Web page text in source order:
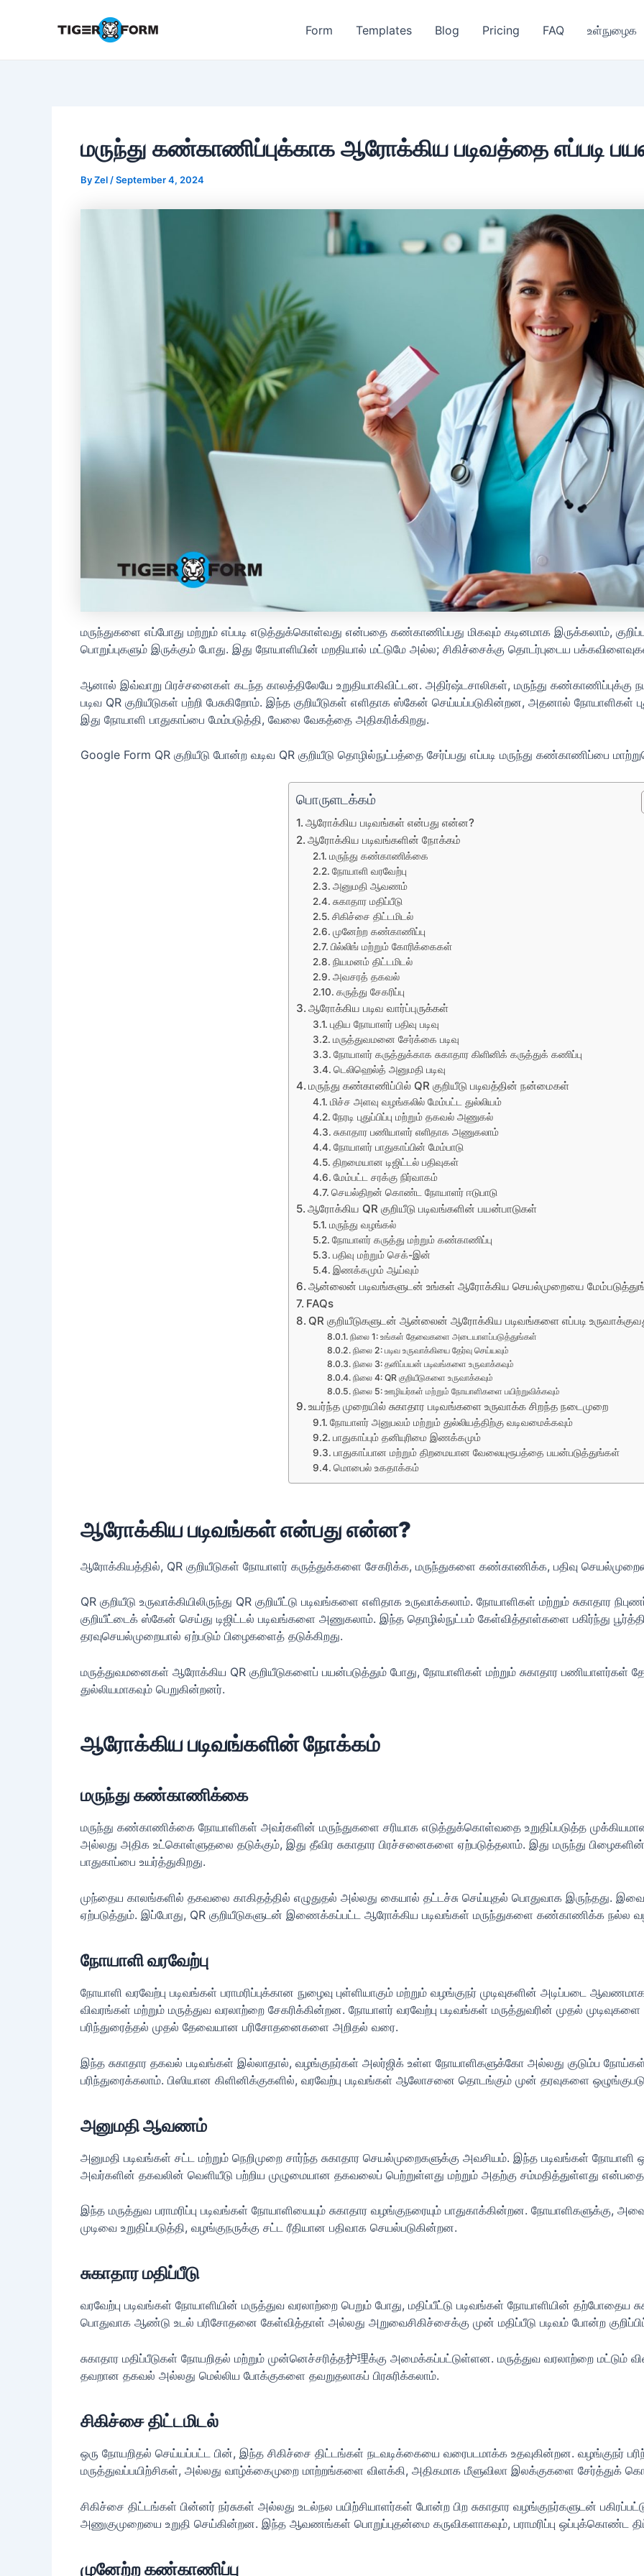
Form Templates Blog Pricing FAQ உள்நுழைக
மருந்து கண்காணிப்புக்காக ஆரோக்கிய படிவத்தை எப்படி
ByZel /September 4, 2024
மருந்துகளை எப்போது மற்றும் எப்படி எடுத்துக்கொள்வது என்பதை கண்காணிப்பது மிகவும் கடினமாக இருக்கலாம்,
பொறுப்புகளும் இருக்கும் போது. இது நோயாளியின் மறதியால் மட்டுமே அல்ல; சிகிச்சைக்கு தொடர்புடைய
ஆனால் இவ்வாறு பிரச்சனைகள் கடந்த காலத்திலேயே உறுதியாகிவிட்டன. அதிர்ஷ்டசாலிகள், மருந்து கண்காணிப்புக்கு
படிவ QR குறியீடுகள் பற்றி பேசுகிறோம். இந்த குறியீடுகள் எளிதாக ஸ்கேன் செய்யப்படுகின்றன, அதனால் நோயாளிகள்
இது நோயாளி பாதுகாப்பை மேம்படுத்தி, வேலை வேகத்தை அதிகரிக்கிறது.
Google Form QR குறியீடு போன்ற வடிவ QR குறியீடு தொழில்நுட்பத்தை சேர்ப்பது எப்படி மருந்து கண்காணிப்பை
பொருளடக்கம்
ஆரோக்கிய படிவங்கள் என்பது என்ன?
ஆரோக்கிய படிவங்களின் நோக்கம்
மருந்து கண்காணிக்கை
நோயாளி வரவேற்பு
அனுமதி ஆவணம்
சுகாதார மதிப்பீடு
சிகிச்சை திட்டமிடல்
முனேற்ற கண்காணிப்பு
பில்லிங் மற்றும் கோரிக்கைகள்
நியமனம் திட்டமிடல்
அவசரத் தகவல்
கருத்து சேகரிப்பு
ஆரோக்கிய படிவ வார்ப்புருக்கள்
புதிய நோயாளர் பதிவு படிவு
மருத்துவமனை சேர்க்கை படிவு
நோயாளர் கருத்துக்காக சுகாதார கிளினிக் கருத்துக் கணிப்பு
டெலிஹெல்த் அனுமதி படிவு
மருந்து கண்காணிப்பில் QR குறியீடு படிவத்தின் நன்மைகள்
மிச்ச அளவு வழங்கலில் மேம்பட்ட துல்லியம்
நேரடி புதுப்பிப்பு மற்றும் தகவல் அணுகல்
சுகாதார பணியாளர் எளிதாக அணுகலாம்
நோயாளர் பாதுகாப்பின் மேம்பாடு
திறமையான டிஜிட்டல் பதிவுகள்
மேம்பட்ட சரக்கு நிர்வாகம்
செயல்திறன் கொண்ட நோயாளர் ஈடுபாடு
ஆரோக்கிய QR குறியீடு படிவங்களின் பயன்பாடுகள்
மருந்து வழங்கல்
நோயாளர் கருத்து மற்றும் கண்காணிப்பு
பதிவு மற்றும் செக்-இன்
இணக்கமும் ஆய்வும்
ஆன்லைன் படிவங்களுடன் உங்கள் ஆரோக்கிய செயல்முறையை
FAQs
QR குறியீடுகளுடன் ஆன்லைன் ஆரோக்கிய படிவங்களை எப்படி
நிலை 1: உங்கள் தேவைகளை அடையாளப்படுத்துங்கள்
நிலை 2: படிவ உருவாக்கியை தேர்வு செய்யவும்
நிலை 3: தனிப்பயன் படிவங்களை உருவாக்கவும்
நிலை 4: QR குறியீடுகளை உருவாக்கவும்
நிலை 5: ஊழியர்கள் மற்றும் நோயாளிகளை பயிற்றுவிக்கவும்
உயர்ந்த முறையில் சுகாதார படிவங்களை உருவாக்க சிறந்த நடைமுறை
நோயாளர் அனுபவம் மற்றும் துல்லியத்திற்கு வடிவமைக்கவும்
பாதுகாப்பும் தனியுரிமை இணக்கமும்
பாதுகாப்பான மற்றும் திறமையான வேலையுரூபத்தை பயன்படுத்துங்கள்
மொபைல் உகதாக்கம்
ஆரோக்கிய படிவங்கள் என்பது என்ன?
ஆரோக்கியத்தில், QR குறியீடுகள் நோயாளர் கருத்துக்களை சேகரிக்க, மருந்துகளை கண்காணிக்க, பதிவு
QR குறியீடு உருவாக்கியிலிருந்து QR குறியீட்டு படிவங்களை எளிதாக உருவாக்கலாம். நோயாளிகள் மற்றும் சுகாதார
குறியீட்டைக் ஸ்கேன் செய்து டிஜிட்டல் படிவங்களை அணுகலாம். இந்த தொழில்நுட்பம் கேள்வித்தாள்களை பகிர்ந்து
தரவுசெயல்முறையால் ஏற்படும் பிழைகளைத் தடுக்கிறது.
மருத்துவமனைகள் ஆரோக்கிய QR குறியீடுகளைப் பயன்படுத்தும் போது, நோயாளிகள் மற்றும் சுகாதார
துல்லியமாகவும் பெறுகின்றனர்.
ஆரோக்கிய படிவங்களின் நோக்கம்
மருந்து கண்காணிக்கை
மருந்து கண்காணிக்கை நோயாளிகள் அவர்களின் மருந்துகளை சரியாக எடுத்துக்கொள்வதை உறுதிப்படுத்த
அல்லது அதிக உட்கொள்ளுதலை தடுக்கும், இது தீவிர சுகாதார பிரச்சனைகளை ஏற்படுத்தலாம். இது மருந்து
பாதுகாப்பை உயர்த்துகிறது.
முந்தைய காலங்களில் தகவலை காகிதத்தில் எழுதுதல் அல்லது கையால் தட்டச்சு செய்யுதல் பொதுவாக இருந்தது.
ஏற்படுத்தும். இப்போது, QR குறியீடுகளுடன் இணைக்கப்பட்ட ஆரோக்கிய படிவங்கள் மருந்துகளை கண்காணிக்க நல்ல
நோயாளி வரவேற்பு
நோயாளி வரவேற்பு படிவங்கள் பராமரிப்புக்கான நுழைவு புள்ளியாகும் மற்றும் வழங்குநர் முடிவுகளின் அடிப்படை
விவரங்கள் மற்றும் மருத்துவ வரலாற்றை சேகரிக்கின்றன. நோயாளர் வரவேற்பு படிவங்கள் மருத்துவரின் முதல் முடிவுகளை
பரிந்துரைத்தல் முதல் தேவையான பரிசோதனைகளை அறிதல் வரை.
இந்த சுகாதார தகவல் படிவங்கள் இல்லாதால், வழங்குநர்கள் அலர்ஜிக் உள்ள நோயாளிகளுக்கோ அல்லது குடும்ப
பரிந்துரைக்கலாம். பிஸியான கிளினிக்குகளில், வரவேற்பு படிவங்கள் ஆலோசனை தொடங்கும் முன் தரவுகளை
அனுமதி ஆவணம்
அனுமதி படிவங்கள் சட்ட மற்றும் நெறிமுறை சார்ந்த சுகாதார செயல்முறைகளுக்கு அவசியம். இந்த படிவங்கள் நோயாளி
அவர்களின் தகவலின் வெளியீடு பற்றிய முழுமையான தகவலைப் பெற்றுள்ளது மற்றும் அதற்கு சம்மதித்துள்ளது என்பதை
இந்த மருத்துவ பராமரிப்பு படிவங்கள் நோயாளியையும் சுகாதார வழங்குநரையும் பாதுகாக்கின்றன. நோயாளிகளுக்கு,
முடிவை உறுதிப்படுத்தி, வழங்குநருக்கு சட்ட ரீதியான பதிவாக செயல்படுகின்றன.
சுகாதார மதிப்பீடு
வரவேற்பு படிவங்கள் நோயாளியின் மருத்துவ வரலாற்றை பெறும் போது, மதிப்பீட்டு படிவங்கள் நோயாளியின் தற்போதைய
பொதுவாக ஆண்டு உடல் பரிசோதனை கேள்வித்தாள் அல்லது அறுவைசிகிச்சைக்கு முன் மதிப்பீடு படிவம் போன்ற
சுகாதார மதிப்பீடுகள் நோயறிதல் மற்றும் முன்னெச்சரித்த护理க்கு அமைக்கப்பட்டுள்ளன. மருத்துவ வரலாற்றை மட்டும்
தவறான தகவல் அல்லது மெல்லிய போக்குகளை தவறுதலாகப் பிரசுரிக்கலாம்.
சிகிச்சை திட்டமிடல்
ஒரு நோயறிதல் செய்யப்பட்ட பின், இந்த சிகிச்சை திட்டங்கள் நடவடிக்கையை வரைபடமாக்க உதவுகின்றன. வழங்குநர்
மருத்துவப்பயிற்சிகள், அல்லது வாழ்க்கைமுறை மாற்றங்களை விளக்கி, அதிகமாக மீளுவிலா இலக்குகளை சேர்த்துக்
சிகிச்சை திட்டங்கள் பின்னர் நர்சுகள் அல்லது உடல்நல பயிற்சியாளர்கள் போன்ற பிற சுகாதார வழங்குநர்களுடன்
அணுகுமுறையை உறுதி செய்கின்றன. இந்த ஆவணங்கள் பொறுப்புதன்மை கருவிகளாகவும், பராமரிப்பு ஒப்புக்கொண்ட
முனேற்ற கண்காணிப்பு